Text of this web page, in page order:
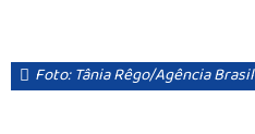
Foto: Tânia Rêgo/Agência Brasil